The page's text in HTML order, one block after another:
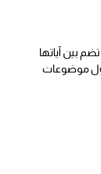
بين آياتها
موضوعات